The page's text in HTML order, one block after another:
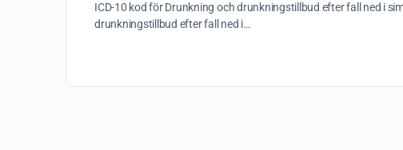
ICD-10 kod för Drunkning och drunkningstillbud efter fall ned i
drunkningstillbud efter fall ned i…